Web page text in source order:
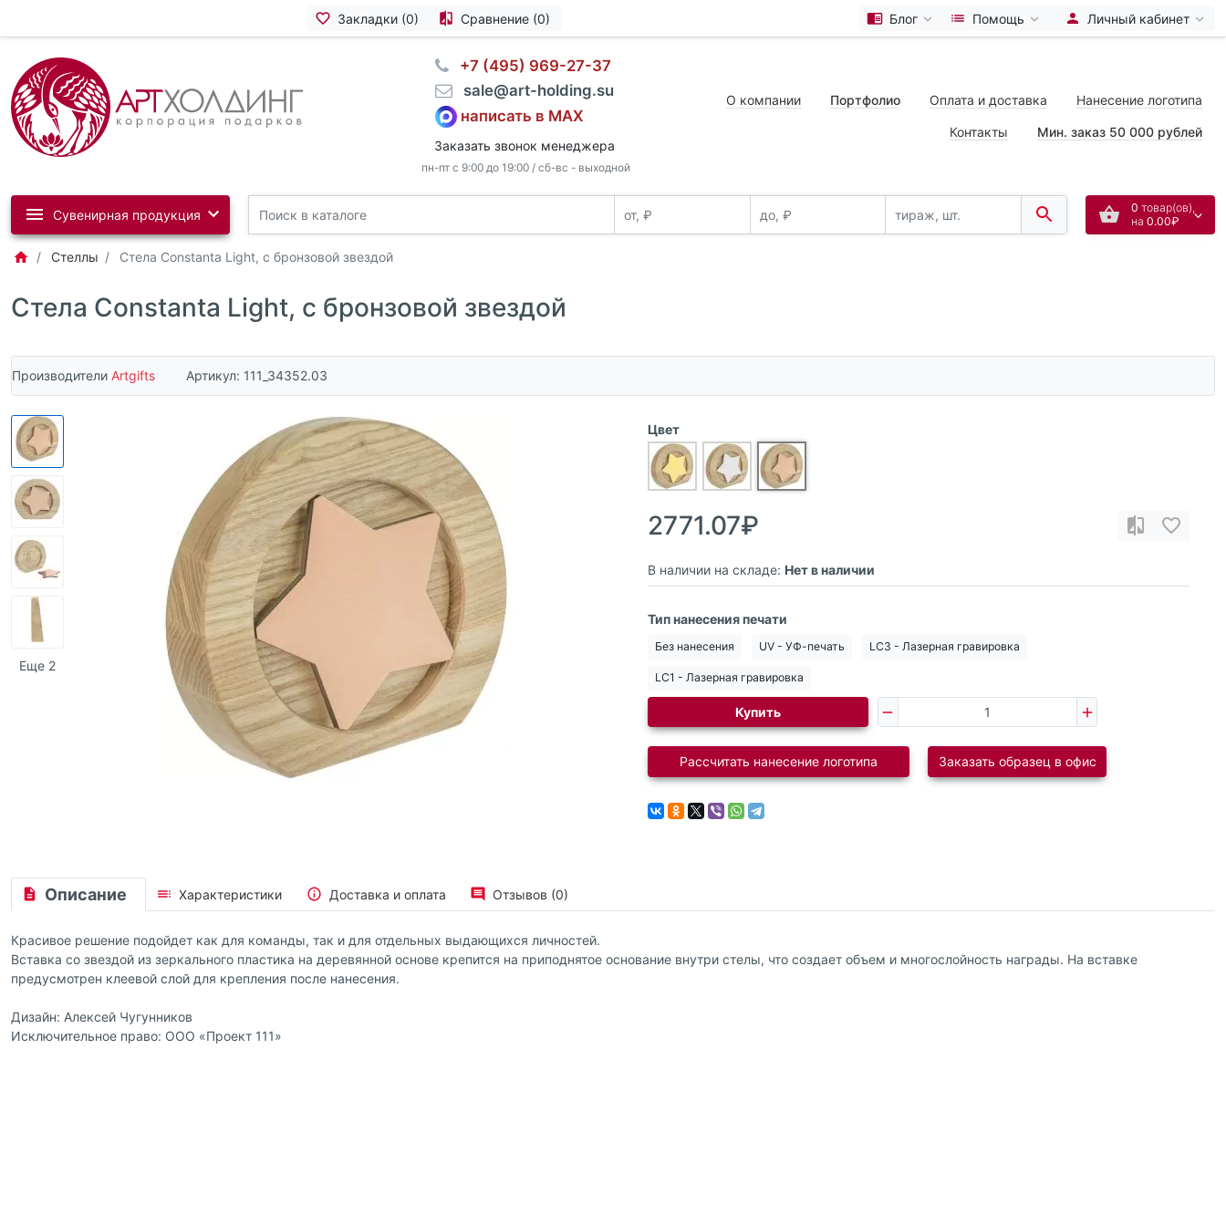
Закладки (0) Сравнение (0) Блог Помощь Личный кабинет
⠀+7 (495) 969-27-37
⠀sale@art-holding.su
написать в MAX
Заказать звонок менеджера
пн-пт с 9:00 до 19:00 / сб-вс - выходной
О компании Портфолио Оплата и доставка Нанесение логотипа
Контакты Мин. заказ 50 000 рублей
0 товар(ов),
на 0.00₽
Сувенирная продукция
Стеллы Стела Constanta Light, с бронзовой звездой
Стела Constanta Light, с бронзовой звездой
Производители Artgifts Артикул: 111_34352.03
Еще 2
Цвет
2771.07₽
В наличии на складе: Нет в наличии
Тип нанесения печати
Без нанесения UV - УФ-печать LC3 - Лазерная гравировка
LC1 - Лазерная гравировка
Купить
Рассчитать нанесение логотипа Заказать образец в офис
Описание Характеристики Доставка и оплата Отзывов (0)
Красивое решение подойдет как для команды, так и для отдельных выдающихся личностей.
Вставка со звездой из зеркального пластика на деревянной основе крепится на приподнятое основание внутри стелы, что создает объем и многослойность награды. На вставке
предусмотрен клеевой слой для крепления после нанесения.
Дизайн: Алексей Чугунников
Исключительное право: ООО «Проект 111»